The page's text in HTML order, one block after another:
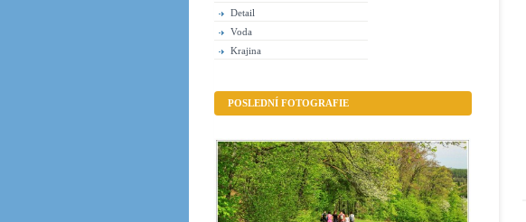
Detail
Voda
Krajina
POSLEDNÍ FOTOGRAFIE